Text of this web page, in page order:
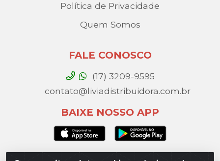
Política de Privacidade
Quem Somos
FALE CONOSCO
(17) 3209-9595
contato@liviadistribuidora.com.br
BAIXE NOSSO APP